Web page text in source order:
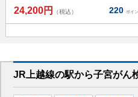
24,200円 （税込） 220 ポイ
JR上越線の駅から子宮がん